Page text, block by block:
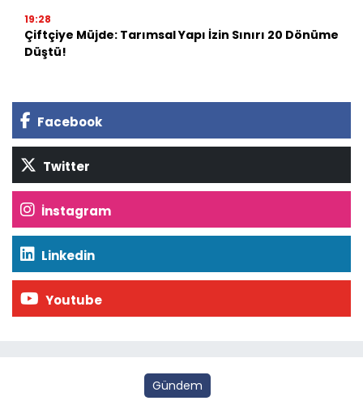
19:28
Çiftçiye Müjde: Tarımsal Yapı İzin Sınırı 20 Dönüme
Düştü!
Facebook
Twitter
İnstagram
Linkedin
Youtube
Gündem